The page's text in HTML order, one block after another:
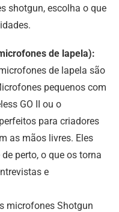
shotgun, escolha o que
de lapela):
de lapela são
pequenos com
GO II ou o
para criadores
as mãos livres. Eles
perto, o que os torna
e
microfones Shotgun